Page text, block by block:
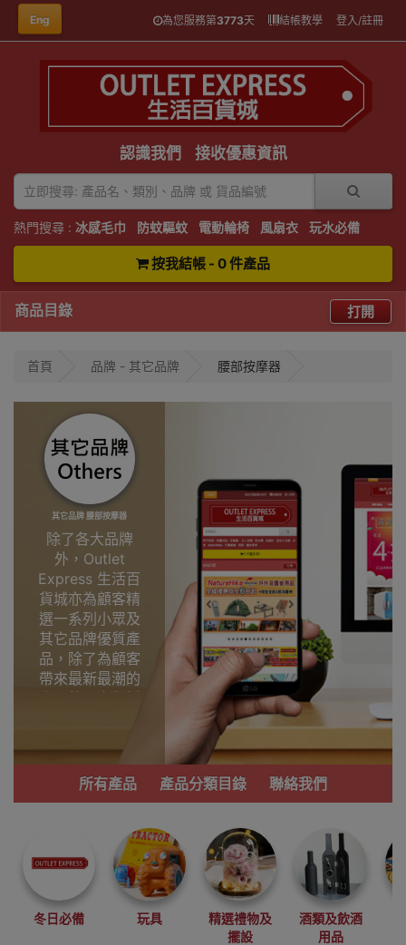
Eng 為您服務第3773天 結帳教學 登入/註冊
認識我們 接收優惠資訊
熱門搜尋 : 冰感毛巾 防蚊驅蚊 電動輪椅 風扇衣 玩水必備
按我結帳 - 0 件產品
商品目錄 打開
首頁 品牌 - 其它品牌 腰部按摩器
其它品牌 腰部按摩器
除了各大品牌
外，Outlet
Express 生活百
貨城亦為顧客精
選一系列小眾及
其它品牌優質產
品，除了為顧客
帶來最新最潮的
產品外，亦包括
功能齊備的產
品。
我們每月會固定
尋找最更新、最
潮、有特色而且
優惠的優質產
品，從用家的角
度為你帶來你的
最好選擇。
所有產品 產品分類目錄 聯絡我們
冬日必備 玩具
精選禮物及
擺設
酒類及飲酒
用品